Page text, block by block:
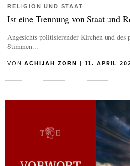
RELIGION UND STAAT
Ist eine Trennung von Staat und
Angesichts politisierender Kirchen und des
Stimmen...
VON ACHIJAH ZORN | 11. APRIL